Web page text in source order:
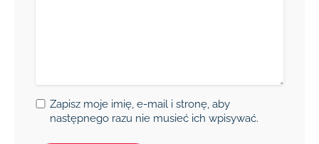
Zapisz moje imię, e-mail i stronę, aby
następnego razu nie musieć ich wpisywać.